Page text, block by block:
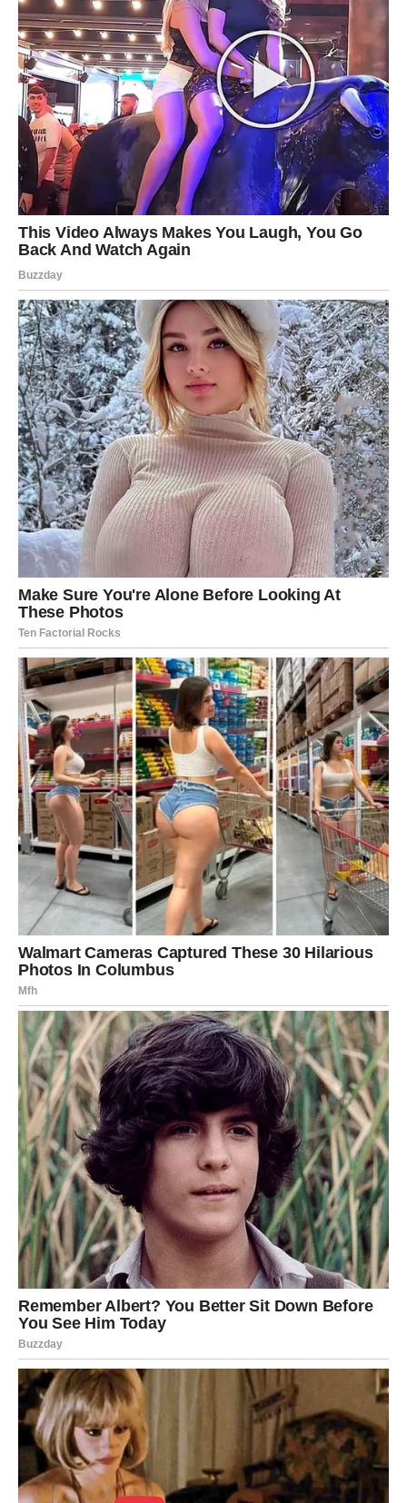
njegovoj prabaki Isabel pruža uvide u to kako ljubav može
preživjeti i nakon fizičkog odlaska.Bez obzira na naše
različite poglede na život, smrt i ono što dolazi nakon
njega, ova priča nas podsjeća da su sjećanja koja nosimo
u srcu vječna.
U tim sjećanjima, ljubav nikada ne umire;
ona se transformira i ostaje sa nama, pružajući nam
snagu da nastavimo dalje, čak i u najtežim trenucima.
Stoga, kada se suočimo s gubitkom, važno je prisjetiti se
da ljubav i sjećanje ostaju živi, čuvajući duh naših voljenih
dok se krećemo kroz život.Priče poput ove o Lokiju i
njegovoj prabaki nas podstiču da preispitamo svoja
tu vezu koja nikada ne umire. Na kraju, ljubav nas čini
ljudima, a sjećanja na naše voljene su naše najveće
blago.